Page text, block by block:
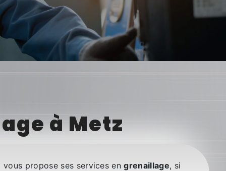
à Metz
vous propose ses services engrenaillage, si